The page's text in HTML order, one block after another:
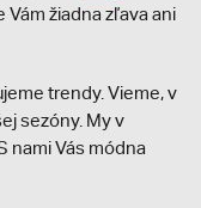
Vám žiadna zľava ani
trendy. Vieme, v
sezóny. My v
nami Vás módna